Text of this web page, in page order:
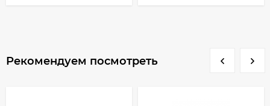
Рекомендуем посмотреть